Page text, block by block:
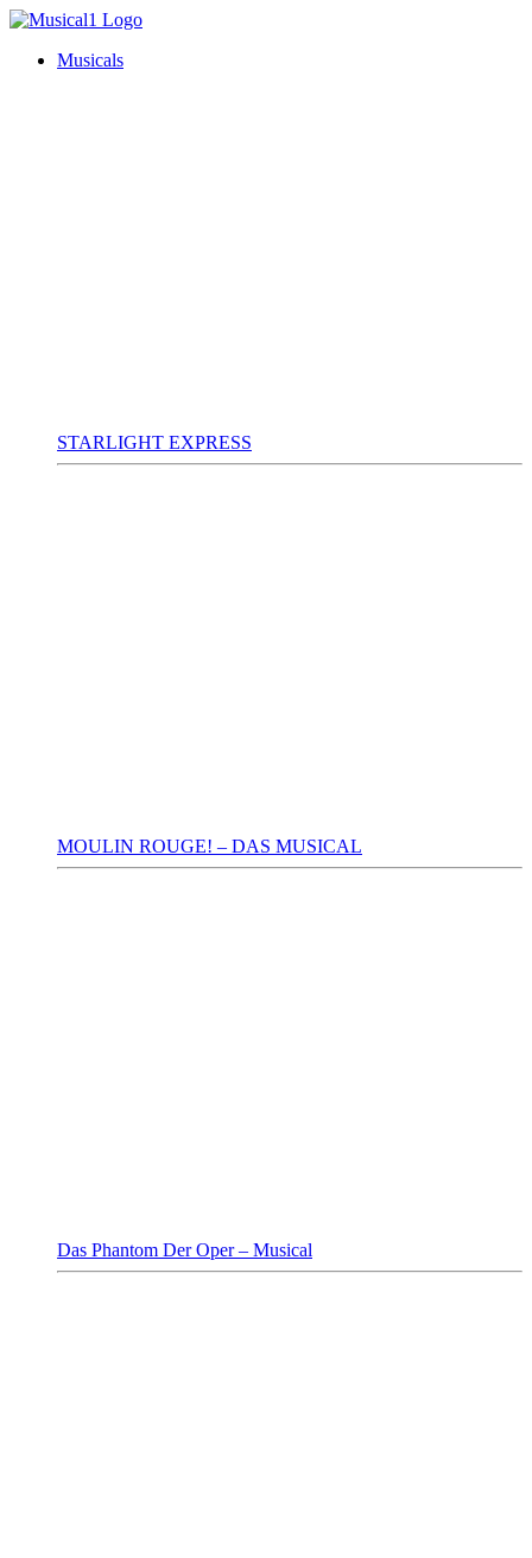
Musicals
STARLIGHT EXPRESS
MOULIN ROUGE! – DAS MUSICAL
Das Phantom Der Oper – Musical